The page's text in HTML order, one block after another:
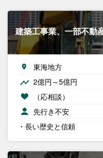
建築工事業、一部不動
東海地方
2億円～5億円
（応相談）
先行き不安
・長い歴史と信頼